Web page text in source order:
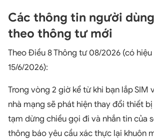
Các thông tin người
theo thông tư mới
Theo Điều 8 Thông tư 08/2026 (có
15/6/2026):
Trong vòng 2 giờ kể từ khi bạn lắp SIM
nhà mạng sẽ phát hiện thay đổi thiết
tạm dừng chiều gọi đi và nhắn tin của
thông báo yêu cầu xác thực lại khuôn